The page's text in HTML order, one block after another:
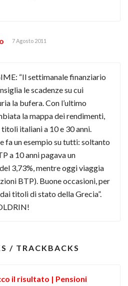
7 Agosto 2011
“Il settimanale finanziario
le scadenze su cui
la bufera. Con l’ultimo
la mappa dei rendimenti,
italiani a 10 e 30 anni.
fa un esempio su tutti: soltanto
a 10 anni pagava un
3,73%, mentre oggi viaggia
BTP). Buone occasioni, per
titoli di stato della Grecia”.
/ TRACKBACKS
il risultato | Pensioni